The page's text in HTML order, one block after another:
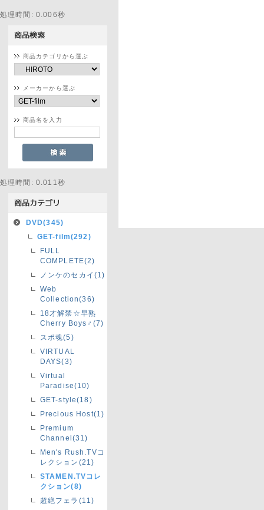
処理時間: 0.006秒
商品カテゴリから選ぶ
メーカーから選ぶ
商品名を入力
処理時間: 0.011秒
DVD(345)
GET-film(292)
FULL
COMPLETE(2)
ノンケのセカイ(1)
Web
Collection(36)
18才解禁☆早熟
Cherry Boys♂(7)
スポ魂(5)
VIRTUAL
DAYS(3)
Virtual
Paradise(10)
GET-style(18)
Precious Host(1)
Premium
Channel(31)
Men's Rush.TVコ
レクション(21)
STAMEN.TVコレ
クション(8)
超絶フェラ(11)